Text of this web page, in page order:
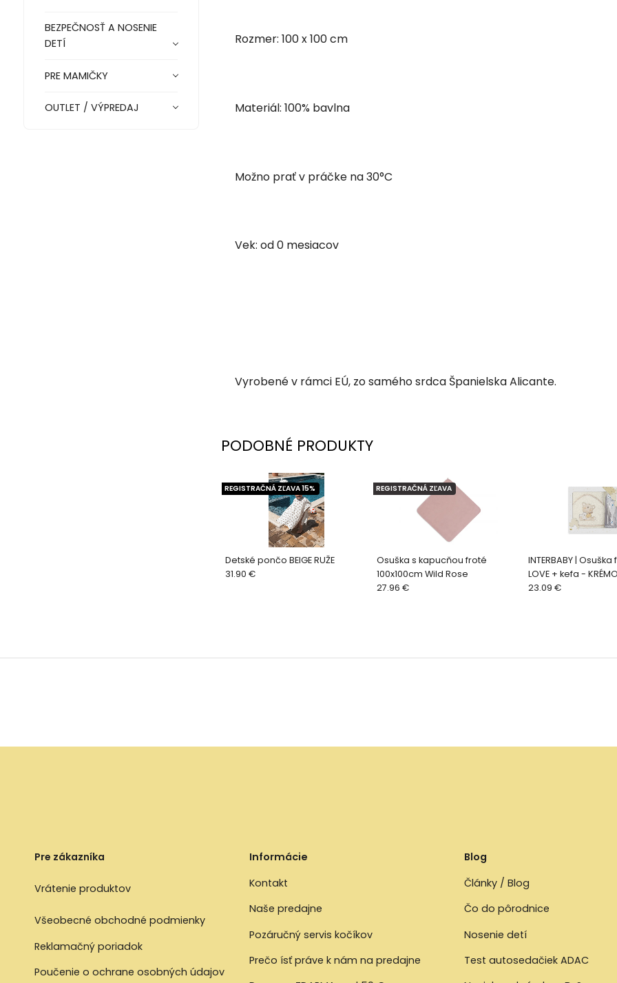
BEZPEČNOSŤ A NOSENIE
DETÍ
PRE MAMIČKY
OUTLET / VÝPREDAJ
Rozmer: 100 x 100 cm
Materiál: 100% bavlna
Možno prať v práčke na 30°C
Vek: od 0 mesiacov
Vyrobené v rámci EÚ, zo samého srdca Španielska Alicante.
PODOBNÉ PRODUKTY
Detské pončo BEIGE RUŽE
REGISTRAČNÁ ZĽAVA 15%
31.90 €
Osuška s kapucňou froté
100x100cm Wild Rose
REGISTRAČNÁ ZĽAVA
27.96 €
INTERBABY |
LOVE + kefa -
23.09 €
Pre zákazníka
Vrátenie produktov
Všeobecné obchodné podmienky
Reklamačný poriadok
Poučenie o ochrane osobných údajov
Informácie
Kontakt
Naše predajne
Pozáručný servis kočíkov
Prečo ísť práve k nám na predajne
Blog
Články / Blog
Čo do pôrodnice
Nosenie detí
Test autosedačiek ADAC